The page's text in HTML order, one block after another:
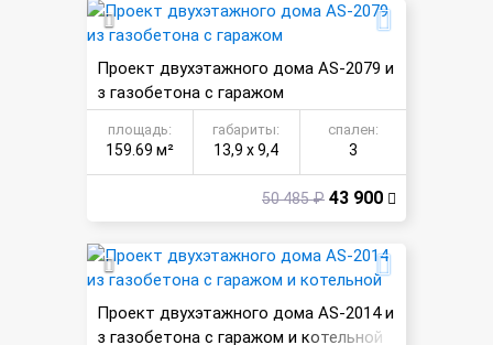
Проект двухэтажного дома AS-2079 и
з газобетона с гаражом
площадь:
159.69 м²
габариты:
13,9 х 9,4
спален:
3
50 485 ₽ 43 900
Проект двухэтажного дома AS-2014 и
з газобетона с гаражом и котельной